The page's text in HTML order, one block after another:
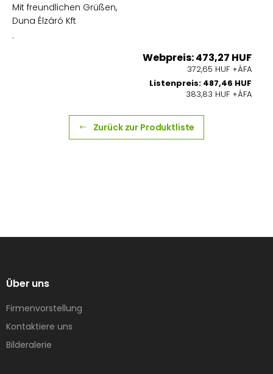
Mit freundlichen Grüßen,
Duna Élzáró Kft
.
Webpreis: 473,27 HUF
372,65 HUF +ÁFA
Listenpreis: 487,46 HUF
383,83 HUF +ÁFA
Zurück zur Produktliste
Über uns
Firmenvorstellung
Kontaktiere uns
Bilderalerie